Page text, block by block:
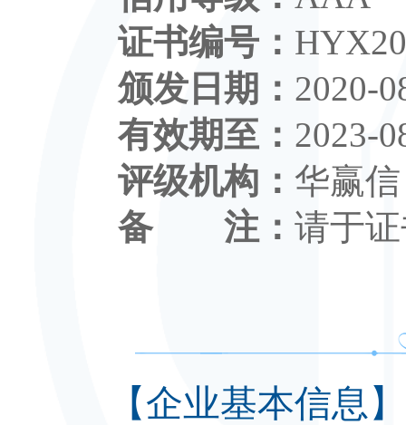
证书编号：
颁发日期： 2020-
有效期至： 2023-
评级机构： 华赢
备 注： 请于
【企业基本信息】